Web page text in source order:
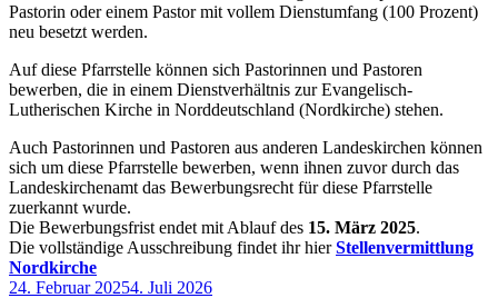
Pastorin oder einem Pastor mit vollem Dienstumfang (100 Prozent)
neu besetzt werden.
Auf diese Pfarrstelle können sich Pastorinnen und Pastoren
bewerben, die in einem Dienstverhältnis zur Evangelisch-
Lutherischen Kirche in Norddeutschland (Nordkirche) stehen.
Auch Pastorinnen und Pastoren aus anderen Landeskirchen können
sich um diese Pfarrstelle bewerben, wenn ihnen zuvor durch das
Landeskirchenamt das Bewerbungsrecht für diese Pfarrstelle
zuerkannt wurde.
Die Bewerbungsfrist endet mit Ablauf des 15. März 2025.
Die vollständige Ausschreibung findet ihr hierStellenvermittlung
Nordkirche
Veröffentlicht
24. Februar 20254. Juli 2026